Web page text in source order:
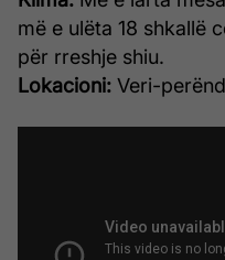
më e ulëta 18 shkallë
për rreshje shiu.
Lokacioni: Veri-